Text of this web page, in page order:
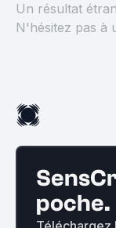
Un résultat
N'hésitez pas à
poche.